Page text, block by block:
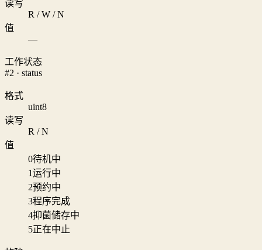
读写
R / W / N
值
—
工作状态
#2 · status
格式
uint8
读写
R / N
值
0待机中
1运行中
2预约中
3程序完成
4抑菌储存中
5正在中止